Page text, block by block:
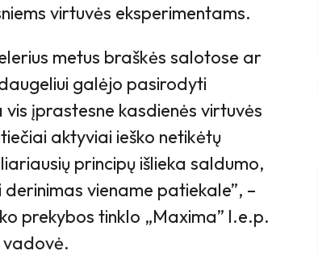
virtuvės eksperimentams.
metus braškės salotose ar
galėjo pasirodyti
įprastesne kasdienės virtuvės
aktyviai ieško netikėtų
principų išlieka saldumo,
viename patiekale”, –
prekybos tinklo „Maxima” l.e.p.
vadovė.